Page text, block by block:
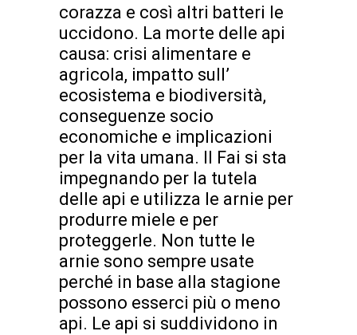
corazza e così altri batteri le
uccidono. La morte delle api
causa: crisi alimentare e
agricola, impatto sull’
ecosistema e biodiversità,
conseguenze socio
economiche e implicazioni
per la vita umana. Il Fai si sta
impegnando per la tutela
delle api e utilizza le arnie per
produrre miele e per
proteggerle. Non tutte le
arnie sono sempre usate
perché in base alla stagione
possono esserci più o meno
api. Le api si suddividono in